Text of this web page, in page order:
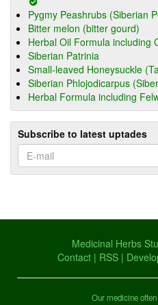
Pygmy Peashrubs (Siberian
Bitter melon (bitter gourd)
Herbal Oil Formula including
Siberian Patrinia
Small-leaved Honeysuckle
Siberian Phlojodicarpus
Herbal Formula including
Subscribe to latest uptades
Medicinal Herbs
Contact| RSS|
Our medicine